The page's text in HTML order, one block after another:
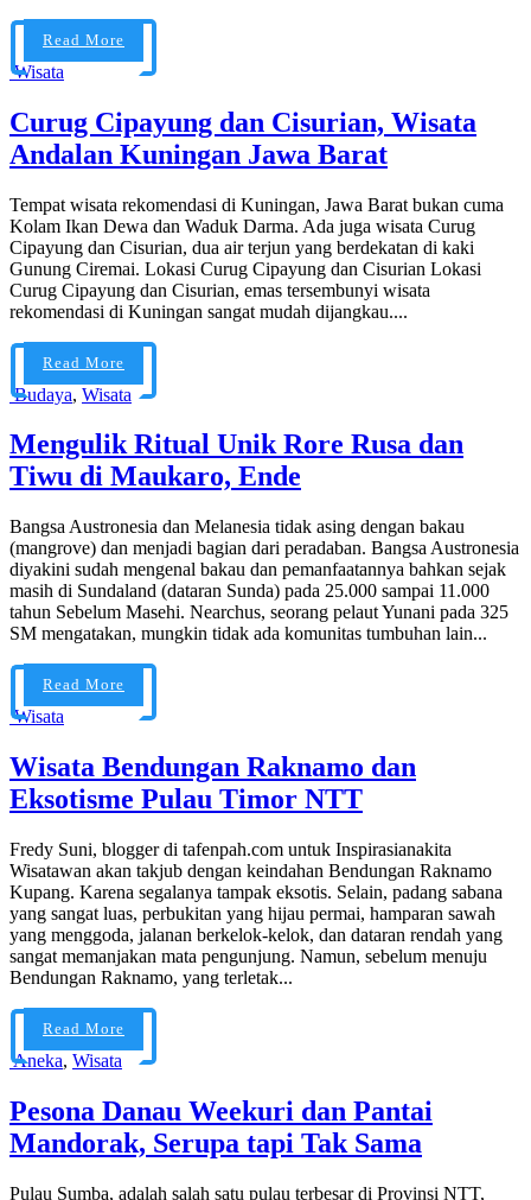
Read More
Wisata
Curug Cipayung dan Cisurian, Wisata
Andalan Kuningan Jawa Barat
Tempat wisata rekomendasi di Kuningan, Jawa Barat bukan cuma
Kolam Ikan Dewa dan Waduk Darma. Ada juga wisata Curug
Cipayung dan Cisurian, dua air terjun yang berdekatan di kaki
Gunung Ciremai. Lokasi Curug Cipayung dan Cisurian Lokasi
Curug Cipayung dan Cisurian, emas tersembunyi wisata
rekomendasi di Kuningan sangat mudah dijangkau....
Read More
Budaya, Wisata
Mengulik Ritual Unik Rore Rusa dan
Tiwu di Maukaro, Ende
Bangsa Austronesia dan Melanesia tidak asing dengan bakau
(mangrove) dan menjadi bagian dari peradaban. Bangsa Austronesia
diyakini sudah mengenal bakau dan pemanfaatannya bahkan sejak
masih di Sundaland (dataran Sunda) pada 25.000 sampai 11.000
tahun Sebelum Masehi. Nearchus, seorang pelaut Yunani pada 325
SM mengatakan, mungkin tidak ada komunitas tumbuhan lain...
Read More
Wisata
Wisata Bendungan Raknamo dan
Eksotisme Pulau Timor NTT
Fredy Suni, blogger di tafenpah.com untuk Inspirasianakita
Wisatawan akan takjub dengan keindahan Bendungan Raknamo
Kupang. Karena segalanya tampak eksotis. Selain, padang sabana
yang sangat luas, perbukitan yang hijau permai, hamparan sawah
yang menggoda, jalanan berkelok-kelok, dan dataran rendah yang
sangat memanjakan mata pengunjung. Namun, sebelum menuju
Bendungan Raknamo, yang terletak...
Read More
Aneka, Wisata
Pesona Danau Weekuri dan Pantai
Mandorak, Serupa tapi Tak Sama
Pulau Sumba, adalah salah satu pulau terbesar di Provinsi NTT,